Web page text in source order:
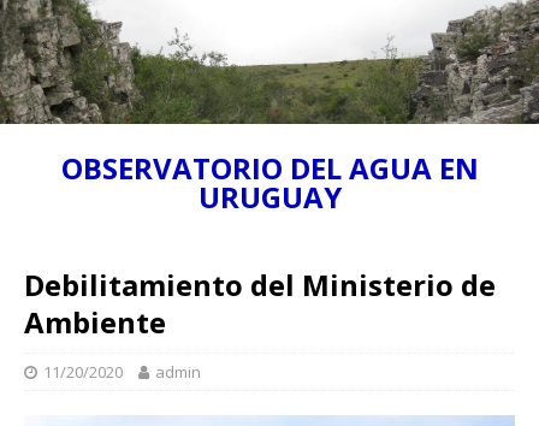
OBSERVATORIO DEL AGUA EN
URUGUAY
Debilitamiento del Ministerio de
Ambiente
11/20/2020 admin